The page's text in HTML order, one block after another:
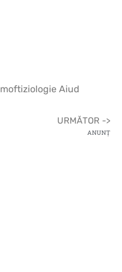
Aiud
URMĂTOR ->
ANUNȚ